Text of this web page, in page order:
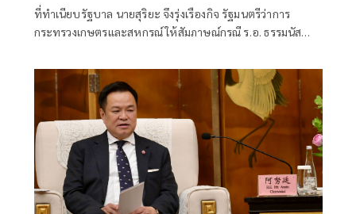
ที่ทำเนียบรัฐบาล นายสุริยะ จึงรุ่งเรืองกิจ รัฐมนตรีว่าการ
กระทรวงเกษตรและสหกรณ์ ให้สัมภาษณ์กรณี ร.อ. ธรรมนัส